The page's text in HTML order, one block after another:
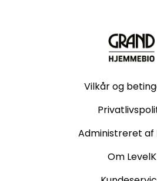
Vilkår og
Administreret af
Om LevelK